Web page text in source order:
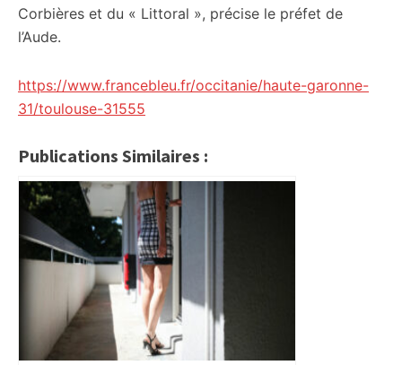
Corbières et du « Littoral », précise le préfet de
l’Aude.
https://www.francebleu.fr/occitanie/haute-garonne-
31/toulouse-31555
Publications Similaires :